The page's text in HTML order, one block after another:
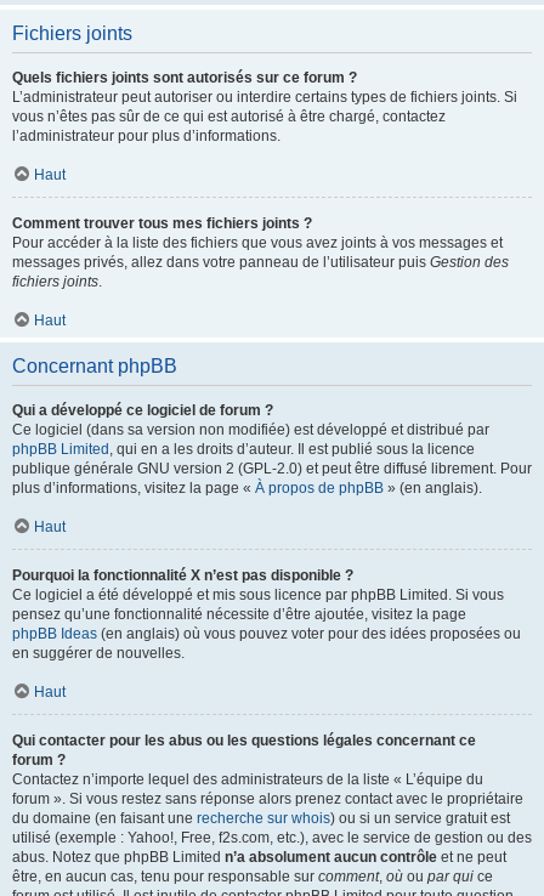
Fichiers joints
Quels fichiers joints sont autorisés sur ce forum ?
L’administrateur peut autoriser ou interdire certains types de fichiers joints. Si
vous n’êtes pas sûr de ce qui est autorisé à être chargé, contactez
l’administrateur pour plus d’informations.
Haut
Comment trouver tous mes fichiers joints ?
Pour accéder à la liste des fichiers que vous avez joints à vos messages et
messages privés, allez dans votre panneau de l’utilisateur puis Gestion des
fichiers joints.
Haut
Concernant phpBB
Qui a développé ce logiciel de forum ?
Ce logiciel (dans sa version non modifiée) est développé et distribué par
phpBB Limited , qui en a les droits d’auteur. Il est publié sous la licence
publique générale GNU version 2 (GPL-2.0) et peut être diffusé librement. Pour
plus d’informations, visitez la page « À propos de phpBB » (en anglais).
Haut
Pourquoi la fonctionnalité X n’est pas disponible ?
Ce logiciel a été développé et mis sous licence par phpBB Limited. Si vous
pensez qu’une fonctionnalité nécessite d’être ajoutée, visitez la page
phpBB Ideas (en anglais) où vous pouvez voter pour des idées proposées ou
en suggérer de nouvelles.
Haut
Qui contacter pour les abus ou les questions légales concernant ce
forum ?
Contactez n’importe lequel des administrateurs de la liste « L’équipe du
forum ». Si vous restez sans réponse alors prenez contact avec le propriétaire
du domaine (en faisant une recherche sur whois) ou si un service gratuit est
utilisé (exemple : Yahoo!, Free, f2s.com, etc.), avec le service de gestion ou des
abus. Notez que phpBB Limited n’a absolument aucun contrôle et ne peut
être, en aucun cas, tenu pour responsable sur comment, où ou par qui ce